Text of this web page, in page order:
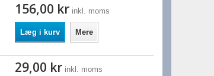
156,00 kr inkl. moms
Læg i kurv Mere
29,00 kr inkl. moms